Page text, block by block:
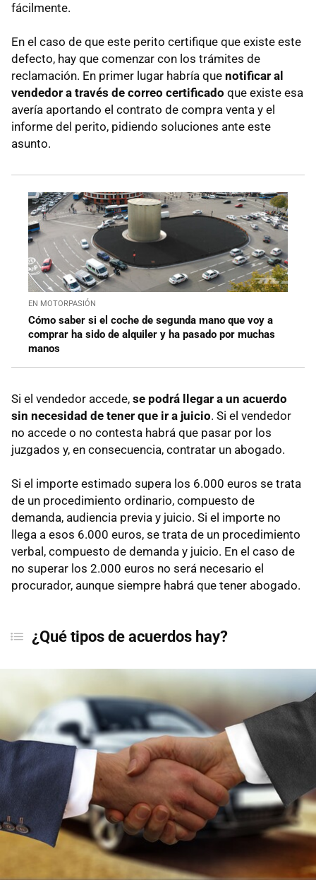
fácilmente.
En el caso de que este perito certifique que existe este
defecto, hay que comenzar con los trámites de
reclamación. En primer lugar habría que notificar al
vendedor a través de correo certificado que existe esa
avería aportando el contrato de compra venta y el
informe del perito, pidiendo soluciones ante este
asunto.
EN MOTORPASIÓN
Cómo saber si el coche de segunda mano que voy a
comprar ha sido de alquiler y ha pasado por muchas
manos
Si el vendedor accede, se podrá llegar a un acuerdo
sin necesidad de tener que ir a juicio. Si el vendedor
no accede o no contesta habrá que pasar por los
juzgados y, en consecuencia, contratar un abogado.
Si el importe estimado supera los 6.000 euros se trata
de un procedimiento ordinario, compuesto de
demanda, audiencia previa y juicio. Si el importe no
llega a esos 6.000 euros, se trata de un procedimiento
verbal, compuesto de demanda y juicio. En el caso de
no superar los 2.000 euros no será necesario el
procurador, aunque siempre habrá que tener abogado.
¿Qué tipos de acuerdos hay?